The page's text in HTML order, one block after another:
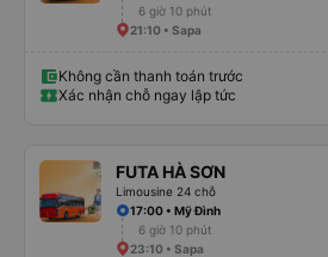
6 giờ 10 phút
21:10 • Sapa
Không cần thanh toán trước
Xác nhận chỗ ngay lập tức
FUTA HÀ SƠN
Limousine 24 chỗ
17:00 • Mỹ Đình
6 giờ 10 phút
23:10 • Sapa